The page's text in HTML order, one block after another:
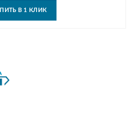
В 1 КЛИК